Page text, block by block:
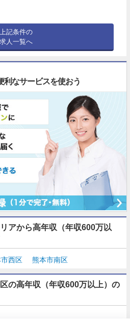
上記条件の
求人一覧へ
利なサービスを使おう
アから高年収（年収600万以
西区 熊本市南区
の高年収（年収600万以上）の